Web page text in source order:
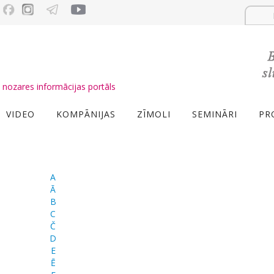
informācijas portāls
VIDEO KOMPĀNIJAS ZĪMOLI SEMINĀRI
A
Ā
B
C
Č
D
E
Ē